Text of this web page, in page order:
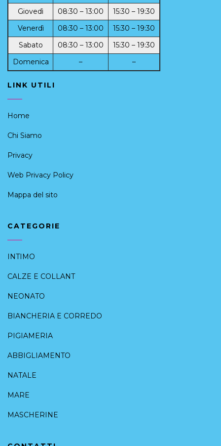
Giovedì
08:30 – 13:00
15:30 – 19:30
Venerdì
08:30 – 13:00
15:30 – 19:30
Sabato
08:30 – 13:00
15:30 – 19:30
Domenica
– –
LINK UTILI
Home
Chi Siamo
Privacy
Web Privacy Policy
Mappa del sito
CATEGORIE
INTIMO
CALZE E COLLANT
NEONATO
BIANCHERIA E CORREDO
PIGIAMERIA
ABBIGLIAMENTO
NATALE
MARE
MASCHERINE